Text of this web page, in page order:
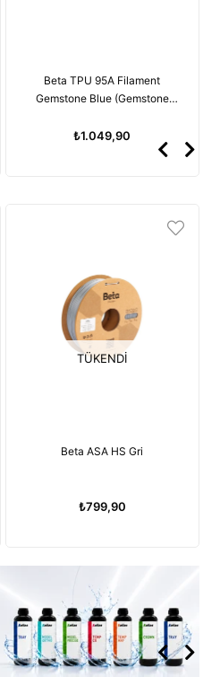
Beta TPU 95A Filament
Green (Bambu Yeşili)
₺1.049,90
TÜKENDI
Beta ASA HS Beyaz
₺799,90